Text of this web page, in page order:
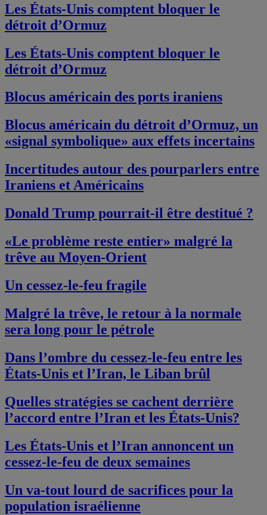
Les États-Unis comptent bloquer le
détroit d’Ormuz
Les États-Unis comptent bloquer le
détroit d’Ormuz
Blocus américain des ports iraniens
Blocus américain du détroit d’Ormuz, un
«signal symbolique» aux effets incertains
Incertitudes autour des pourparlers entre
Iraniens et Américains
Donald Trump pourrait-il être destitué ?
«Le problème reste entier» malgré la
trêve au Moyen-Orient
Un cessez-le-feu fragile
Malgré la trêve, le retour à la normale
sera long pour le pétrole
Dans l’ombre du cessez-le-feu entre les
États-Unis et l’Iran, le Liban brûl
Quelles stratégies se cachent derrière
l’accord entre l’Iran et les États-Unis?
Les États-Unis et l’Iran annoncent un
cessez-le-feu de deux semaines
Un va-tout lourd de sacrifices pour la
population israélienne